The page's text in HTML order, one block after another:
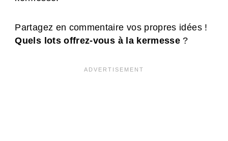
Partagez en commentaire vos propres idées !
Quels lots offrez-vous à la kermesse ?